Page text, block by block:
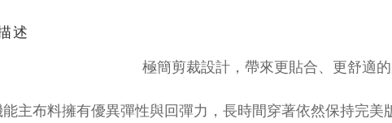
述
極簡剪裁設計，帶來更貼合、更舒適
能主布料擁有優異彈性與回彈力，長時間穿著依然保持完